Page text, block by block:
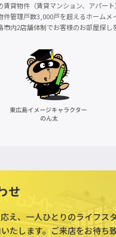
賃貸物件（賃貸マンション、アパー
件管理戸数3,000戸を超えるホームメ
市内2店舗体制でお客様のお部屋探し
せ
え、一人ひとりのライフス
たします。ご来店をお待ち